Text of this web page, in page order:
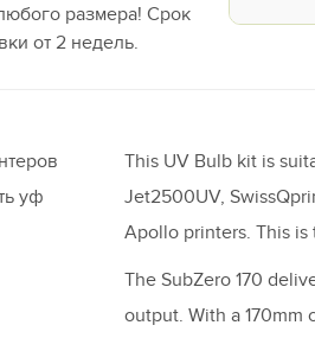
размера! Срок
от 2 недель.
уф
This UV Bulb kit is
Jet2500UV,
Apollo printers. This
The SubZero 170
output. With a